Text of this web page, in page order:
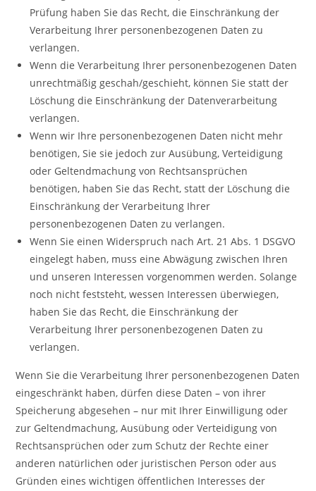
Prüfung haben Sie das Recht, die Einschränkung der
Verarbeitung Ihrer personenbezogenen Daten zu
verlangen.
Wenn die Verarbeitung Ihrer personenbezogenen Daten
unrechtmäßig geschah/geschieht, können Sie statt der
Löschung die Einschränkung der Datenverarbeitung
verlangen.
Wenn wir Ihre personenbezogenen Daten nicht mehr
benötigen, Sie sie jedoch zur Ausübung, Verteidigung
oder Geltendmachung von Rechtsansprüchen
benötigen, haben Sie das Recht, statt der Löschung die
Einschränkung der Verarbeitung Ihrer
personenbezogenen Daten zu verlangen.
Wenn Sie einen Widerspruch nach Art. 21 Abs. 1 DSGVO
eingelegt haben, muss eine Abwägung zwischen Ihren
und unseren Interessen vorgenommen werden. Solange
noch nicht feststeht, wessen Interessen überwiegen,
haben Sie das Recht, die Einschränkung der
Verarbeitung Ihrer personenbezogenen Daten zu
verlangen.
Wenn Sie die Verarbeitung Ihrer personenbezogenen Daten
eingeschränkt haben, dürfen diese Daten – von ihrer
Speicherung abgesehen – nur mit Ihrer Einwilligung oder
zur Geltendmachung, Ausübung oder Verteidigung von
Rechtsansprüchen oder zum Schutz der Rechte einer
anderen natürlichen oder juristischen Person oder aus
Gründen eines wichtigen öffentlichen Interesses der